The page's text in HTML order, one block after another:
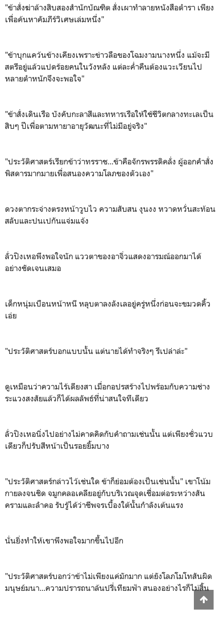
"ข้าสั่งฆ่าล้างสิบสองสำนักบัณฑิต สั่งเผาทำลายหนังสือตำรา เพียง
เพื่อค้นหาคัมภีร์วิเศษเล่มหนึ่ง"
"ข้าบุกแคว้นข้างเคียงเพราะข่าวลือของโฉมงามนางหนึ่ง แม้จะมี
สตรีอยู่แล้วแปดร้อยคนในวังหลัง แต่ละค่ำคืนต้องแวะเวียนไป
หลายตำหนักจึงจะพอใจ"
"ข้าสั่งเดินเรือ บังคับกะลาสีและทหารเรือให้ใช้ชีวิตกลางทะเลเป็น
สิบๆ ปีเพื่อตามหายาอายุวัฒนะที่ไม่มีอยู่จริง"
"ประวัติศาสตร์เรียกข้าว่าทรราช...ข้าคือจักรพรรดิคลั่ง ผู้ออกคำสั่ง
พิสดารมากมายเพื่อสนองความโลภของตัวเอง"
ดวงตากระจ่างตรงหน้าวูบไว ความสับสน งุนงง หวาดหวั่นสะท้อน
สลับและปนเปกันแจ่มแจ้ง
ลั่วปิงเหอพึงพอใจนัก แววตาของอาจิ่วแสดงอารมณ์ออกมาได้
อย่างชัดเจนเสมอ
เด็กหนุ่มเบือนหน้าหนี หลุบตาลงลังเลอยู่ครู่หนึ่งก่อนจะขมวดคิ้ว
เอ่ย
"ประวัติศาสตร์บอกแบบนั้น แต่นายได้ทำจริงๆ รึเปล่าล่ะ"
ดูเหมือนว่าความไร้เดียงสา เมื่อกอปรสร้างไปพร้อมกับความช่าง
ระแวงสงสัยแล้วก็ได้ผลลัพธ์ที่น่าสนใจทีเดียว
ลั่วปิงเหอนิ่งไปอย่างไม่คาดคิดกับคำถามเช่นนั้น แต่เพียงชั่วแวบ
เดียวก็ปรับสีหน้าเป็นรอยยิ้มบาง
"ประวัติศาสตร์กล่าวไว้เช่นใด ข้าก็ย่อมต้องเป็นเช่นนั้น" เขาโน้ม
กายลงจนชิด จมูกคลอเคลียอยู่กับบริเวณจุดเชื่อมต่อระหว่างสัน
ครามและลำคอ รับรู้ได้ว่าชีพจรเบื้องใต้นั้นกำลังเต้นแรง
นั่นยิ่งทำให้เขาพึงพอใจมากขึ้นไปอีก
"ประวัติศาสตร์บอกว่าข้าไม่เพียงแค่มักมาก แต่ยังโลภโมโทสันผิด
มนุษย์มนา...ความปรารถนาล้นปรี่เทียมฟ้า สนองอย่างไรก็ไม่สิ้น